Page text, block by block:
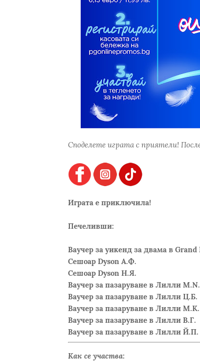
Споделете играта с приятели!
Играта е приключила!
Печеливши:
Ваучер за уикенд за двама в
Сешоар Dyson А.Ф.
Сешоар Dyson Н.Я.
Ваучер за пазаруване в Лилли M.N.
Ваучер за пазаруване в Лилли Ц.Б.
Ваучер за пазаруване в Лилли М.К.
Ваучер за пазаруване в Лилли В.Г.
Ваучер за пазаруване в Лилли Й.П.
Как се участва: